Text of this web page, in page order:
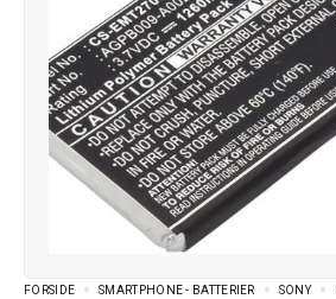
FORSIDE SMARTPHONE - BATTERIER SONY